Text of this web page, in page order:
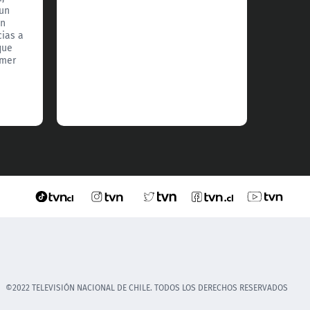
a
©2022 TELEVISIÓN NACIONAL DE CHILE. TODOS LOS DERECHOS RESERVADOS